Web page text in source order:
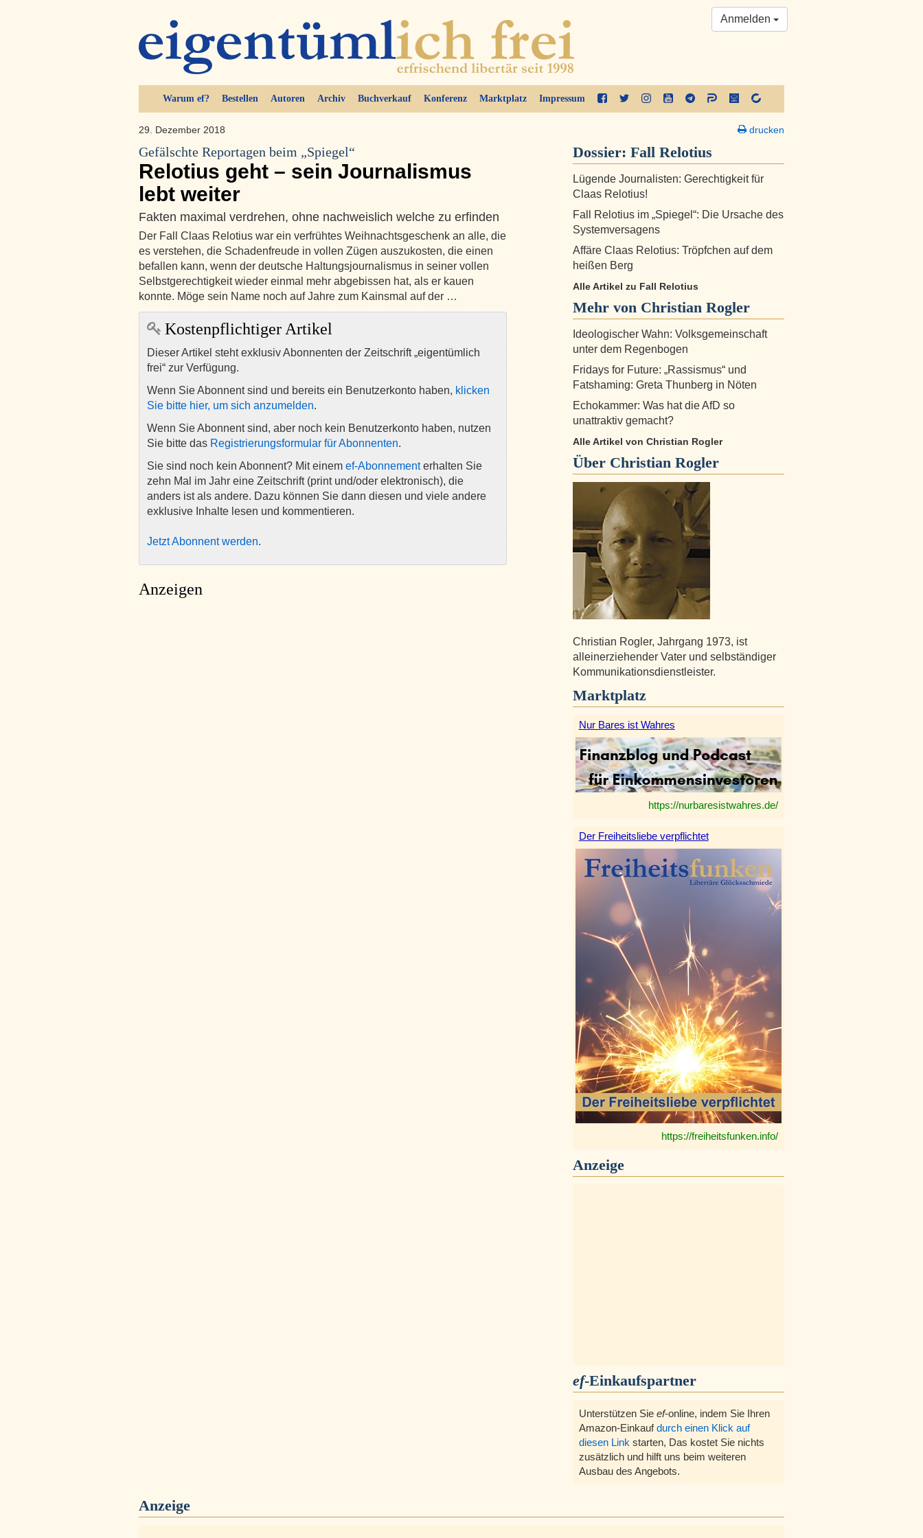
Warum ef? Bestellen Autoren Archiv Buchverkauf Konferenz Marktplatz Impressum
Anmelden
29. Dezember 2018
Gefälschte Reportagen beim „Spiegel“
Relotius geht – sein Journalismus
lebt weiter
Fakten maximal verdrehen, ohne nachweislich welche zu erfinden
Der Fall Claas Relotius war ein verfrühtes Weihnachtsgeschenk an alle, die
es verstehen, die Schadenfreude in vollen Zügen auszukosten, die einen
befallen kann, wenn der deutsche Haltungsjournalismus in seiner vollen
Selbstgerechtigkeit wieder einmal mehr abgebissen hat, als er kauen
konnte. Möge sein Name noch auf Jahre zum Kainsmal auf der …
Kostenpflichtiger Artikel
Dieser Artikel steht exklusiv Abonnenten der Zeitschrift „eigentümlich
frei“ zur Verfügung.
Wenn Sie Abonnent sind und bereits ein Benutzerkonto haben, klicken
Sie bitte hier, um sich anzumelden.
Wenn Sie Abonnent sind, aber noch kein Benutzerkonto haben, nutzen
Sie bitte das Registrierungsformular für Abonnenten.
Sie sind noch kein Abonnent? Mit einem ef-Abonnementerhalten Sie
zehn Mal im Jahr eine Zeitschrift (print und/oder elektronisch), die
anders ist als andere. Dazu können Sie dann diesen und viele andere
exklusive Inhalte lesen und kommentieren.
Jetzt Abonnent werden.
Anzeigen
drucken
Dossier: Fall Relotius
Lügende Journalisten: Gerechtigkeit für
Claas Relotius!
Fall Relotius im „Spiegel“: Die Ursache des
Systemversagens
Affäre Claas Relotius: Tröpfchen auf dem
heißen Berg
Alle Artikel zu Fall Relotius
Mehr von Christian Rogler
Ideologischer Wahn: Volksgemeinschaft
unter dem Regenbogen
Fridays for Future: „Rassismus“ und
Fatshaming: Greta Thunberg in Nöten
Echokammer: Was hat die AfD so
unattraktiv gemacht?
Alle Artikel von Christian Rogler
Über Christian Rogler
Christian Rogler, Jahrgang 1973, ist
alleinerziehender Vater und selbständiger
Kommunikationsdienstleister.
Marktplatz
Nur Bares ist Wahres
https://nurbaresistwahres.de/
Der Freiheitsliebe verpflichtet
https://freiheitsfunken.info/
Anzeige
ef-Einkaufspartner
Unterstützen Sie ef-online, indem Sie Ihren
Amazon-Einkaufdurch einen Klick auf
diesen Link starten, Das kostet Sie nichts
zusätzlich und hilft uns beim weiteren
Ausbau des Angebots.
Anzeige